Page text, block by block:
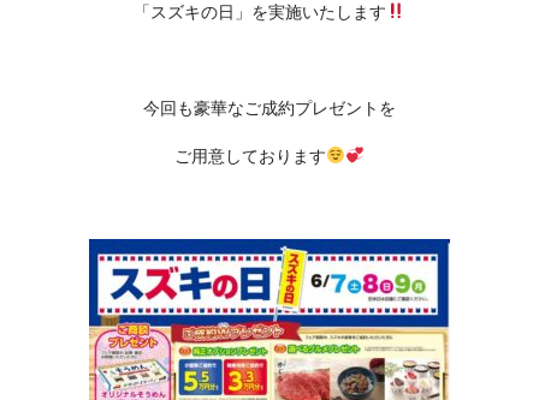
「スズキの日」 を実施いたします
今回も豪華なご成約プレゼントを
ご用意しております